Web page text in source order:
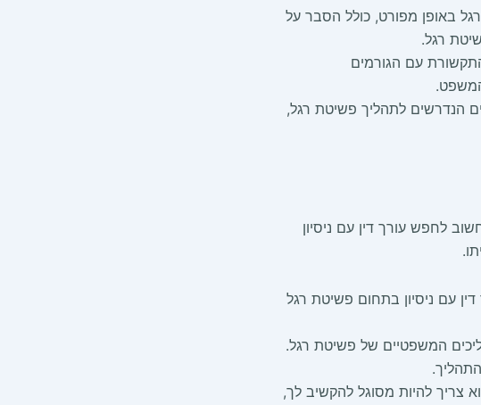
באופן מפורט, כולל הסבר על
רגל.
עם הגורמים
המשפט.
הנדרשים לתהליך פשיטת רגל,
לחפש עורך דין עם ניסיון
עם ניסיון בתחום פשיטת רגל
המשפטיים של פשיטת רגל.
צריך להיות מסוגל להקשיב לך,